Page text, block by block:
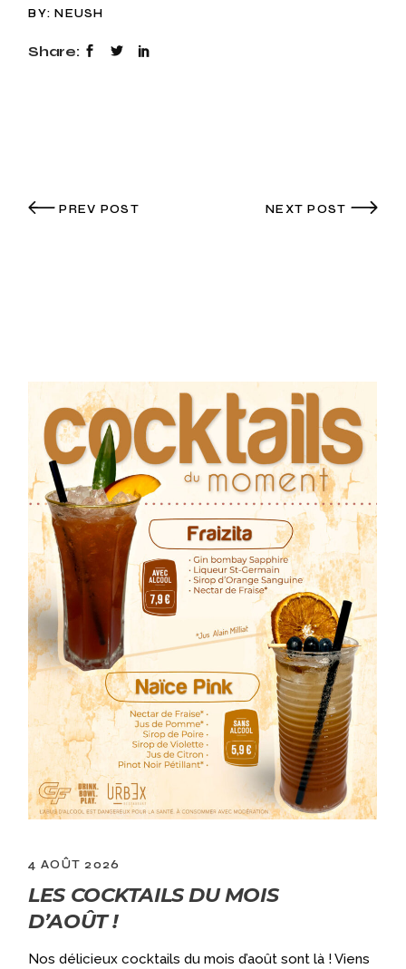
BY: NEUSH
Share:
PREV POST NEXT POST
4 AOÛT 2026
LES COCKTAILS DU MOIS
D’AOÛT !
Nos délicieux cocktails du mois d’août sont là ! Viens